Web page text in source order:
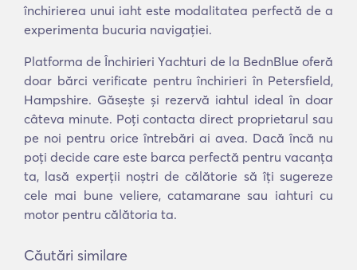
închirierea unui iaht este modalitatea perfectă de a
experimenta bucuria navigației.
Platforma de Închirieri Yachturi de la BednBlue oferă
doar bărci verificate pentru închirieri în Petersfield,
Hampshire. Găsește și rezervă iahtul ideal în doar
câteva minute. Poți contacta direct proprietarul sau
pe noi pentru orice întrebări ai avea. Dacă încă nu
poți decide care este barca perfectă pentru vacanța
ta, lasă experții noștri de călătorie să îți sugereze
cele mai bune veliere, catamarane sau iahturi cu
motor pentru călătoria ta.
Căutări similare